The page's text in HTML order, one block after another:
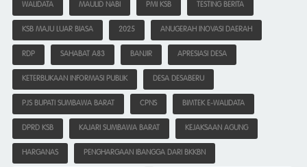
WALIDATA MAULID NABI PMI KSB TESTING BERITA
KSB MAJU LUAR BIASA 2025 ANUGERAH INOVASI DAERAH
RDP SAHABAT A83 BANJIR APRESIASI DESA
KETERBUKAAN INFORMASI PUBLIK DESA DESABERU
PJS BUPATI SUMBAWA BARAT CPNS BIMTEK E-WALIDATA
DPRD KSB KAJARI SUMBAWA BARAT KEJAKSAAN AGUNG
HARGANAS PENGHARGAAN IBANGGA DARI BKKBN